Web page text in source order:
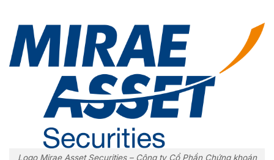
Logo Mirae Asset Securities – Công ty Cổ Phần Chứng khoán